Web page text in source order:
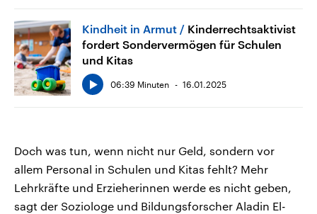
Kindheit in Armut
Kinderrechtsaktivist
fordert Sondervermögen für Schulen
und Kitas
06:39 Minuten 16.01.2025
Doch was tun, wenn nicht nur Geld, sondern vor
allem Personal in Schulen und Kitas fehlt? Mehr
Lehrkräfte und Erzieherinnen werde es nicht geben,
sagt der Soziologe und Bildungsforscher Aladin El-